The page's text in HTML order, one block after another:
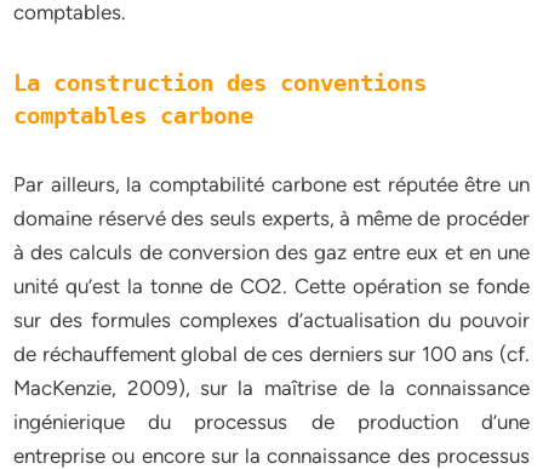
comptables.
La construction des conventions
comptables carbone
Par ailleurs, la comptabilité carbone est réputée être un
domaine réservé des seuls experts, à même de procéder
à des calculs de conversion des gaz entre eux et en une
unité qu’est la tonne de CO2. Cette opération se fonde
sur des formules complexes d’actualisation du pouvoir
de réchauffement global de ces derniers sur 100 ans (cf.
MacKenzie, 2009), sur la maîtrise de la connaissance
ingénierique du processus de production d’une
entreprise ou encore sur la connaissance des processus